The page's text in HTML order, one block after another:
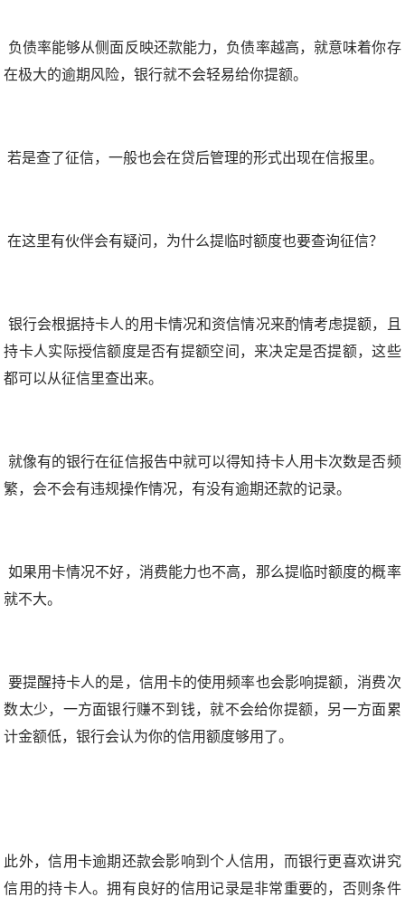
负债率能够从侧面反映还款能力，负债率越高，就意味着你存
在极大的逾期风险，银行就不会轻易给你提额。
若是查了征信，一般也会在贷后管理的形式出现在信报里。
在这里有伙伴会有疑问，为什么提临时额度也要查询征信？
银行会根据持卡人的用卡情况和资信情况来酌情考虑提额，且
持卡人实际授信额度是否有提额空间，来决定是否提额，这些
都可以从征信里查出来。
就像有的银行在征信报告中就可以得知持卡人用卡次数是否频
繁，会不会有违规操作情况，有没有逾期还款的记录。
如果用卡情况不好，消费能力也不高，那么提临时额度的概率
就不大。
要提醒持卡人的是，信用卡的使用频率也会影响提额，消费次
数太少，一方面银行赚不到钱，就不会给你提额，另一方面累
计金额低，银行会认为你的信用额度够用了。
此外，信用卡逾期还款会影响到个人信用，而银行更喜欢讲究
信用的持卡人。拥有良好的信用记录是非常重要的，否则条件